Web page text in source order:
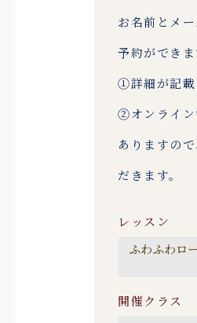
お名前とメ
予約ができ
①詳細が記載
②オンライン
ありますの
だきます。
レッスン
開催クラス